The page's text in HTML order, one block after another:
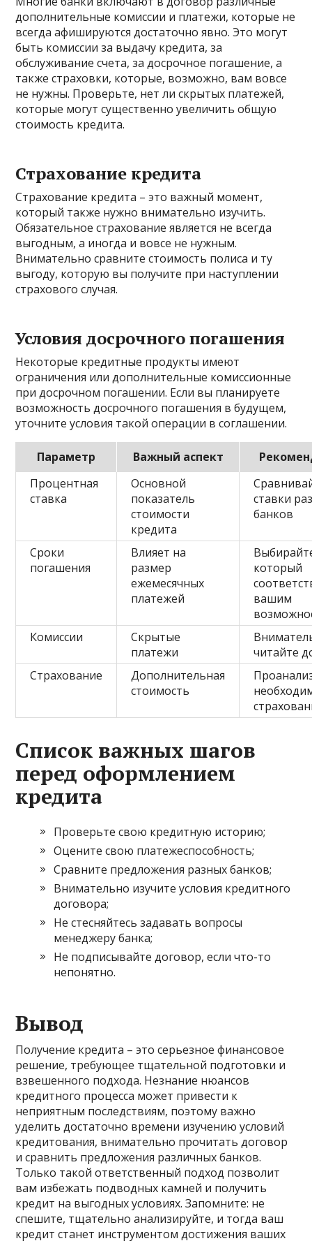
дополнительные комиссии и платежи, которые не
всегда афишируются достаточно явно. Это могут
быть комиссии за выдачу кредита, за
обслуживание счета, за досрочное погашение, а
также страховки, которые, возможно, вам вовсе
не нужны. Проверьте, нет ли скрытых платежей,
которые могут существенно увеличить общую
стоимость кредита.
Страхование кредита
Страхование кредита – это важный момент,
который также нужно внимательно изучить.
Обязательное страхование является не всегда
выгодным, а иногда и вовсе не нужным.
Внимательно сравните стоимость полиса и ту
выгоду, которую вы получите при наступлении
страхового случая.
Условия досрочного погашения
Некоторые кредитные продукты имеют
ограничения или дополнительные комиссионные
при досрочном погашении. Если вы планируете
возможность досрочного погашения в будущем,
уточните условия такой операции в соглашении.
Параметр Важный аспект
Процентная
ставка
Основной
показатель
стоимости
кредита
ставки
банков
Сроки
погашения
Влияет на
размер
ежемесячных
платежей
который
вашим
Комиссии
Скрытые
платежи
читайте
Страхование
Дополнительная
стоимость
Список важных шагов
перед оформлением
кредита
Проверьте свою кредитную историю;
Оцените свою платежеспособность;
Сравните предложения разных банков;
Внимательно изучите условия кредитного
договора;
Не стесняйтесь задавать вопросы
менеджеру банка;
Не подписывайте договор, если что-то
непонятно.
Вывод
Получение кредита – это серьезное финансовое
решение, требующее тщательной подготовки и
взвешенного подхода. Незнание нюансов
кредитного процесса может привести к
неприятным последствиям, поэтому важно
уделить достаточно времени изучению условий
кредитования, внимательно прочитать договор
и сравнить предложения различных банков.
Только такой ответственный подход позволит
вам избежать подводных камней и получить
кредит на выгодных условиях. Запомните: не
спешите, тщательно анализируйте, и тогда ваш
кредит станет инструментом достижения ваших